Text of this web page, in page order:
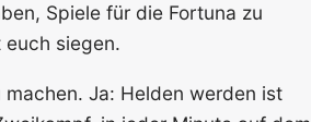
Spiele für die Fortuna zu
siegen.
Ja: Helden werden ist